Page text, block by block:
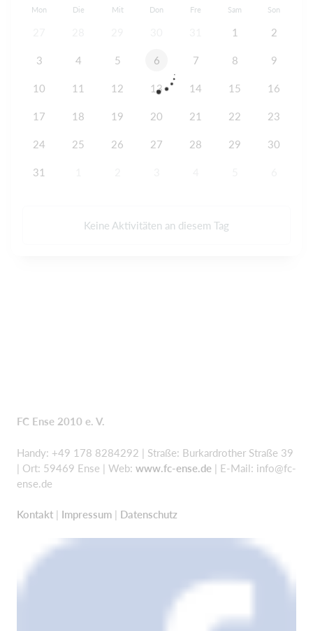
Mon Die Mit Don Fre Sam Son
1 2
3 4 5 6 7 8 9
10 11 12 13 14 15 16
17 18 19 20 21 22 23
24 25 26 27 28 29 30
31
Keine Aktivitäten an diesem Tag
FC Ense 2010 e. V.
Handy: +49 178 8284292 | Straße: Burkardrother Straße 39
| Ort: 59469 Ense | Web: www.fc-ense.de | E-Mail: info@fc-
ense.de
Kontakt | Impressum | Datenschutz